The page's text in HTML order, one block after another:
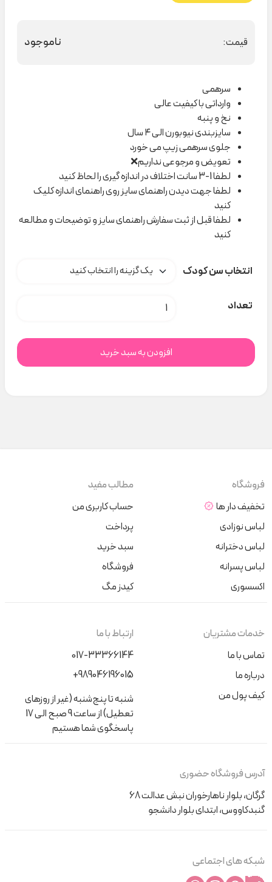
قیمت: ناموجود
سرهمی
وارداتی با کیفیت عالی
نخ و پنبه
سایزبندی نیوبورن الی ۴ سال
جلوی سرهمی زیپ می خورد
تعویض و مرجوعی نداریم❌
لطفا 1-3 سانت اختلاف در اندازه گیری را لحاظ کنید
لطفا جهت دیدن راهنمای سایز روی راهنمای اندازه کلیک
کنید
لطفا قبل از ثبت سفارش راهنمای سایز و توضیحات و مطالعه
کنید
انتخاب سن کودک
تعداد سرهمی صورتی خال خال lindex کد t000744 عدد
افزودن به سبد خرید
فروشگاه
تخفیف دار ها
لباس نوزادی
لباس دخترانه
لباس پسرانه
اکسسوری
مطالب مفید
حساب کاربری من
پرداخت
سبد خرید
فروشگاه
کیدز مگ
خدمات مشتریان
تماس با ما
درباره ما
کیف پول من
ارتباط با ما
017-33366144
+989046196015
شنبه تا پنج‌شنبه (غیر از روزهای
تعطیل) از ساعت 9 صبح الی 17
پاسخگوی شما هستیم
آدرس فروشگاه حضوری
گرگان، بلوار ناهارخوران نبش عدالت 68
گنبدکاووس، ابتدای بلوار دانشجو
شبکه های اجتماعی